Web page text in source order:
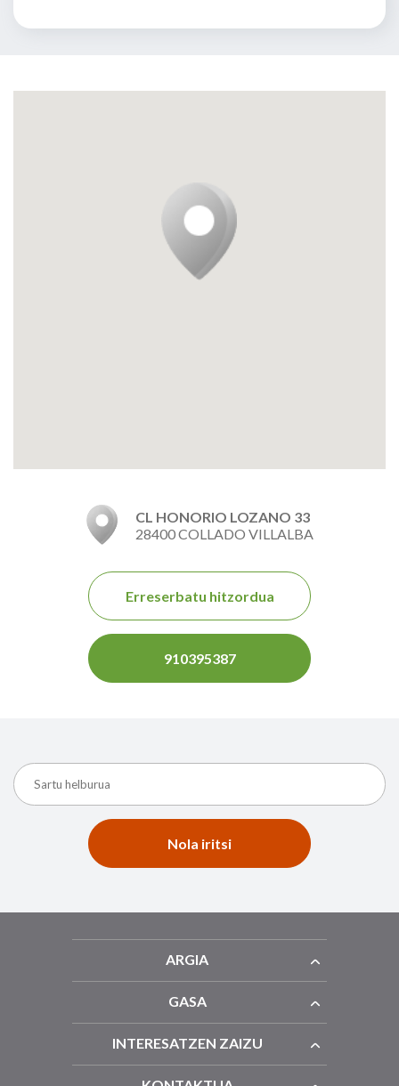
CL HONORIO LOZANO 33
28400 COLLADO VILLALBA
Erreserbatu hitzordua
910395387
Nola iritsi
ARGIA
GASA
INTERESATZEN ZAIZU